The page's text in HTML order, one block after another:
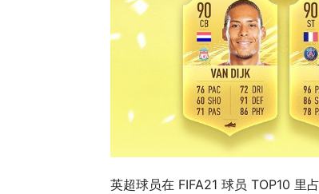
英超球员在 FIFA21 球员 TOP10 里